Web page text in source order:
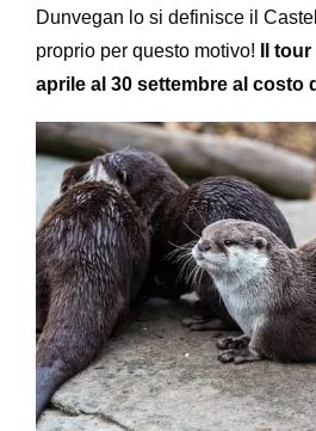
Dunvegan lo si definisce il
proprio per questo motivo!
Il
aprile al 30 settembre al costo